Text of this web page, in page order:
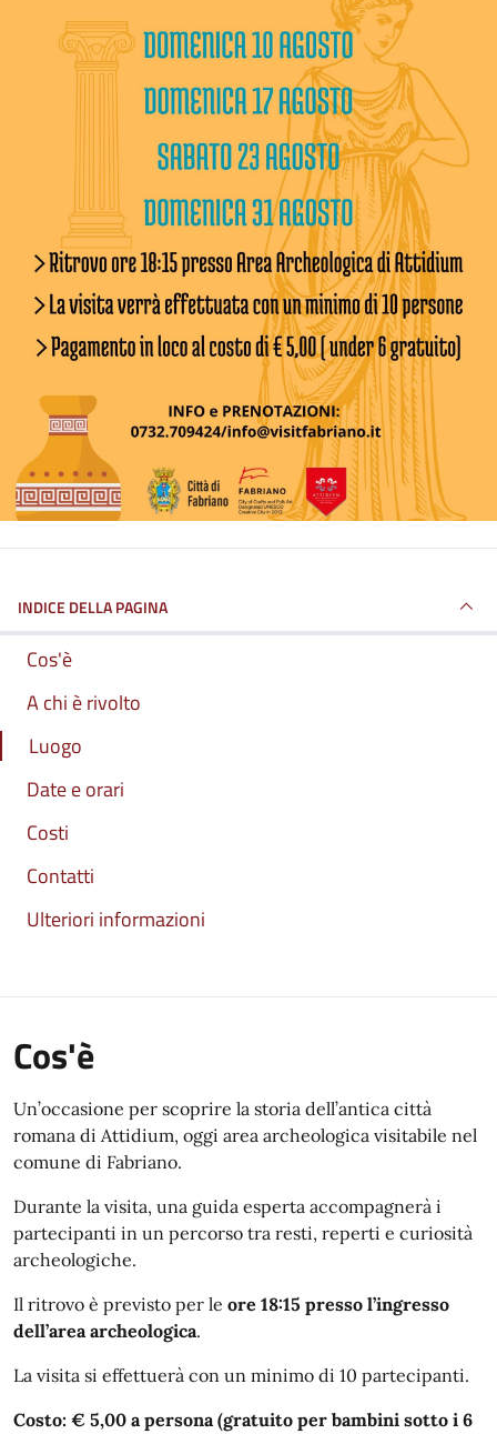
INDICE DELLA PAGINA
Cos'è
A chi è rivolto
Luogo
Date e orari
Costi
Contatti
Ulteriori informazioni
Cos'è
Un’occasione per scoprire la storia dell’antica città
romana di Attidium, oggi area archeologica visitabile nel
comune di Fabriano.
Durante la visita, una guida esperta accompagnerà i
partecipanti in un percorso tra resti, reperti e curiosità
archeologiche.
Il ritrovo è previsto per le ore 18:15 presso l’ingresso
dell’area archeologica.
La visita si effettuerà con un minimo di 10 partecipanti.
Costo: € 5,00 a persona (gratuito per bambini sotto i 6